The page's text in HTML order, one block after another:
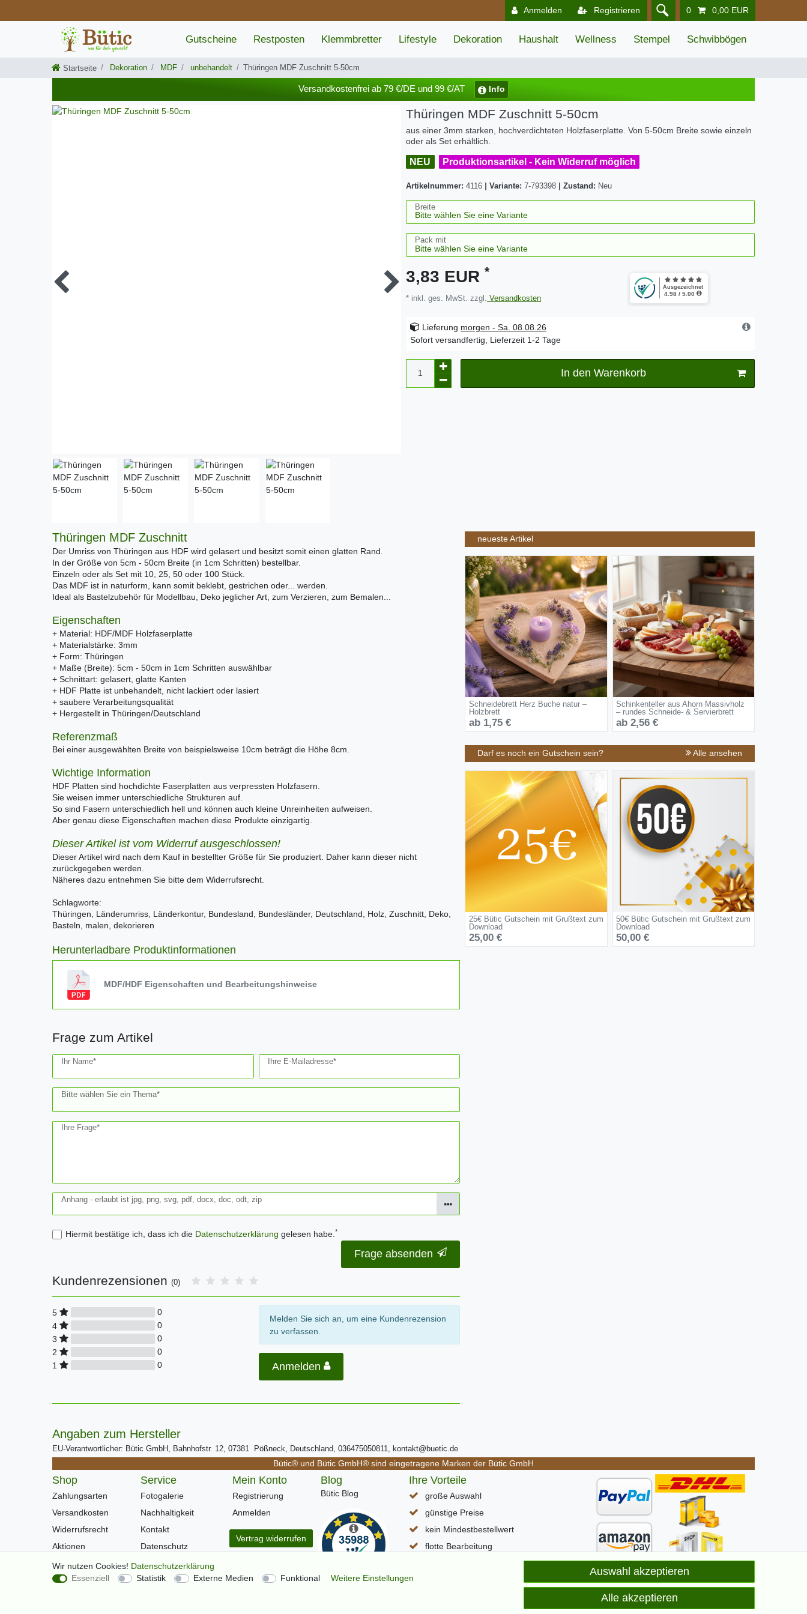
Anmelden Registrieren 0 0,00 EUR
Gutscheine Restposten Klemmbretter Lifestyle Dekoration Haushalt Wellness Stempel Schwibbögen
Startseite Dekoration MDF unbehandelt Thüringen MDF Zuschnitt 5-50cm
Versandkostenfrei ab 79 €/DE und 99 €/AT Info
Thüringen MDF Zuschnitt 5-50cm
aus einer 3mm starken, hochverdichteten Holzfaserplatte. Von 5-50cm Breite sowie einzeln
oder als Set erhältlich.
NEU Produktionsartikel - Kein Widerruf möglich
Artikelnummer: 4116 Variante: 7-793398 Zustand: Neu
Breite
Pack mit
3,83 EUR *
* inkl. ges. MwSt. zzgl. Versandkosten
Lieferung morgen - Sa. 08.08.26
Sofort versandfertig, Lieferzeit 1-2 Tage
In den Warenkorb
Thüringen MDF Zuschnitt
Der Umriss von Thüringen aus HDF wird gelasert und besitzt somit einen glatten Rand.
In der Größe von 5cm - 50cm Breite (in 1cm Schritten) bestellbar.
Einzeln oder als Set mit 10, 25, 50 oder 100 Stück.
Das MDF ist in naturform, kann somit beklebt, gestrichen oder... werden.
Ideal als Bastelzubehör für Modellbau, Deko jeglicher Art, zum Verzieren, zum Bemalen...
Eigenschaften
+ Material: HDF/MDF Holzfaserplatte
+ Materialstärke: 3mm
+ Form: Thüringen
+ Maße (Breite): 5cm - 50cm in 1cm Schritten auswählbar
+ Schnittart: gelasert, glatte Kanten
+ HDF Platte ist unbehandelt, nicht lackiert oder lasiert
+ saubere Verarbeitungsqualität
+ Hergestellt in Thüringen/Deutschland
Referenzmaß
Bei einer ausgewählten Breite von beispielsweise 10cm beträgt die Höhe 8cm.
Wichtige Information
HDF Platten sind hochdichte Faserplatten aus verpressten Holzfasern.
Sie weisen immer unterschiedliche Strukturen auf.
So sind Fasern unterschiedlich hell und können auch kleine Unreinheiten aufweisen.
Aber genau diese Eigenschaften machen diese Produkte einzigartig.
Dieser Artikel ist vom Widerruf ausgeschlossen!
Dieser Artikel wird nach dem Kauf in bestellter Größe für Sie produziert. Daher kann dieser nicht
zurückgegeben werden.
Näheres dazu entnehmen Sie bitte dem Widerrufsrecht.
Schlagworte:
Thüringen, Länderumriss, Länderkontur, Bundesland, Bundesländer, Deutschland, Holz, Zuschnitt, Deko,
Basteln, malen, dekorieren
Herunterladbare Produktinformationen
MDF/HDF Eigenschaften und Bearbeitungshinweise
Frage zum Artikel
Ihr Name* Ihre E-Mailadresse*
Bitte wählen Sie ein Thema*
Ihre Frage*
Anhang - erlaubt ist jpg, png, svg, pdf, docx, doc, odt, zip
Hiermit bestätige ich, dass ich die Daten­schutz­erklärung gelesen habe. *
Ceres::Template.mailFormHoneypotLabel
Frage absenden
Kundenrezensionen (0)
5
0
4
0
3
0
2
0
1
0
Melden Sie sich an, um eine Kundenrezension
zu verfassen.
Anmelden
Angaben zum Hersteller
EU-Verantwortlicher: Bütic GmbH, Bahnhofstr. 12, 07381 Pößneck, Deutschland, 036475050811, kontakt@buetic.de
neueste Artikel
Schneidebrett Herz Buche natur –
Holzbrett
ab 1,75 €
Schinkenteller aus Ahorn Massivholz
– rundes Schneide- & Servierbrett
ab 2,56 €
Darf es noch ein Gutschein sein? Alle ansehen
25€ Bütic Gutschein mit Grußtext zum
Download
25,00 €
50€ Bütic Gutschein mit Grußtext zum
Download
50,00 €
Bütic® und Bütic GmbH® sind eingetragene Marken der Bütic GmbH
Shop
Zahlungsarten
Versandkosten
Widerrufsrecht
Aktionen
Warenkorb
Kasse
Service
Fotogalerie
Nachhaltigkeit
Kontakt
Datenschutz
AGB
Impressum
Mein Konto
Registrierung
Anmelden
Vertrag widerrufen
Blog
Bütic Blog
Ihre Vorteile
große Auswahl
günstige Preise
kein Mindestbestellwert
flotte Bearbeitung
schneller DHL Paketversand
Lieferzeit (D) ca. 1-3 Werktage
Wir nutzen Cookies! Daten­schutz­erklärung
Essenziell
Statistik Externe Medien Funktional Weitere Einstellungen
Alle akzeptieren
Auswahl akzeptieren